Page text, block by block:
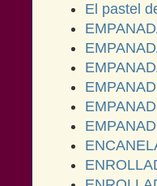
El pastel